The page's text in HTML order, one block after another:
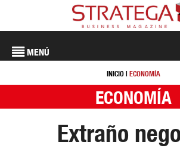
MENÚ
INICIO | ECONOMÍA
ECONOMÍA
Extraño